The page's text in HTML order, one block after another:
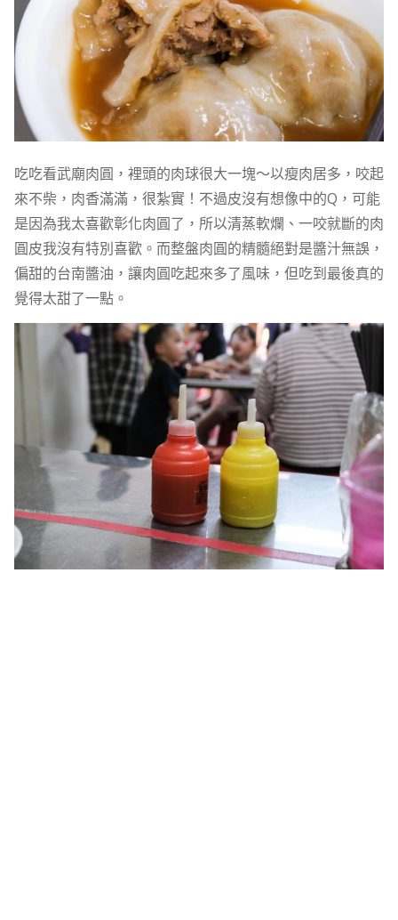
吃吃看武廟肉圓，裡頭的肉球很大一塊～以瘦肉居多，咬起
來不柴，肉香滿滿，很紮實！不過皮沒有想像中的Q，可能
是因為我太喜歡彰化肉圓了，所以清蒸軟爛、一咬就斷的肉
圓皮我沒有特別喜歡。而整盤肉圓的精髓絕對是醬汁無誤，
偏甜的台南醬油，讓肉圓吃起來多了風味，但吃到最後真的
覺得太甜了一點。